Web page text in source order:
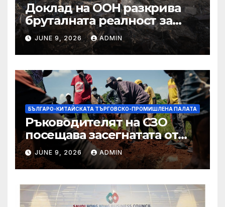
Доклад на ООН разкрива
бруталната реалност за
палестинците в Газа,
Западния бряг
JUNE 9, 2026 ADMIN
БЪЛГАРО-КИТАЙСКАТА ТЪРГОВСКО-ПРОМИШЛЕНА ПАЛАТА
Ръководителят на СЗО
посещава засегнатата от
Ебола Уганда, след като
вирусът се разпространява
от ДРК
JUNE 9, 2026 ADMIN